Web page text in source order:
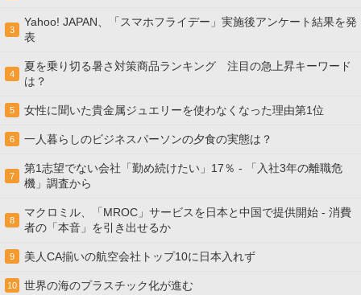
3
Yahoo! JAPAN、「スマホフライデー」実施後アンケート結果を発
表
4
夏を乗り切る暑さ対策商品ランキング 注目の急上昇キーワード
は？
5 女性に聞いた貴金属ジュエリーを使わなくなった理由第1位
6 一人暮らしのビジネスパーソンの夕食の実態は？
7
第1志望でない会社「勤め続けたい」17％ - 「入社3年の離職危
機」調査から
8
マクロミル、「MROC」サービスを日本と中国で提供開始 - 消費
者の「本音」を引き出せるか
9 美人CA揃いの航空会社トップ10に日本入れず
10 世界の海のプラスチック化が進む